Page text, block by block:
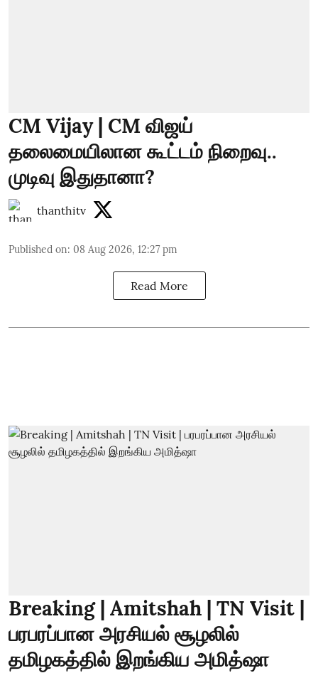
CM Vijay | CM விஜய்
தலைமையிலான கூட்டம் நிறைவு..
முடிவு இதுதானா?
thanthitv
Published on: 08 Aug 2026, 12:27 pm
Read More
Breaking | Amitshah | TN Visit |
பரபரப்பான அரசியல் சூழலில்
தமிழகத்தில் இறங்கிய அமித்ஷா